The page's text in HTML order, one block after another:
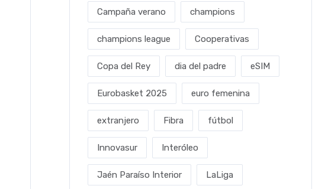
Campaña verano champions
champions league Cooperativas
Copa del Rey dia del padre eSIM
Eurobasket 2025 euro femenina
extranjero Fibra fútbol
Innovasur Interóleo
Jaén Paraíso Interior LaLiga